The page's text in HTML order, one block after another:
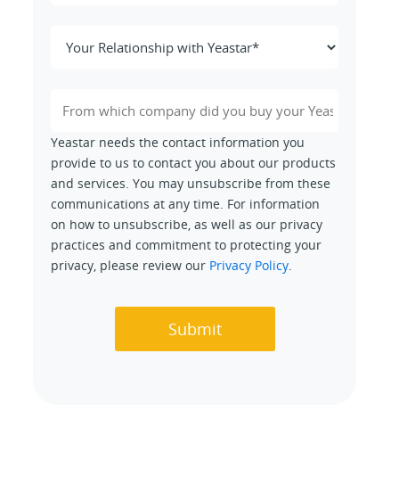
Yeastar needs the contact information you
provide to us to contact you about our products
and services. You may unsubscribe from these
communications at any time. For information
on how to unsubscribe, as well as our privacy
practices and commitment to protecting your
privacy, please review our Privacy Policy.